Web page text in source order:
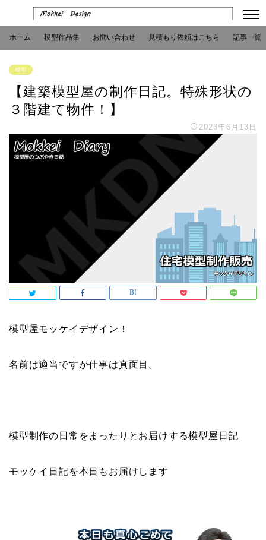
ホーム 模型作品集 お問い合わせ 見積もり依頼はこちら 記事一覧
模型
【建築模型屋の制作日記。特殊形状の
３階建て物件！】
2023年6月13日
模型屋モッケイデザイン！
名前は適当ですが仕事は真面目。
模型制作の日常をまったりとお届けする模型屋日記
モッケイ日記を本日もお届けします